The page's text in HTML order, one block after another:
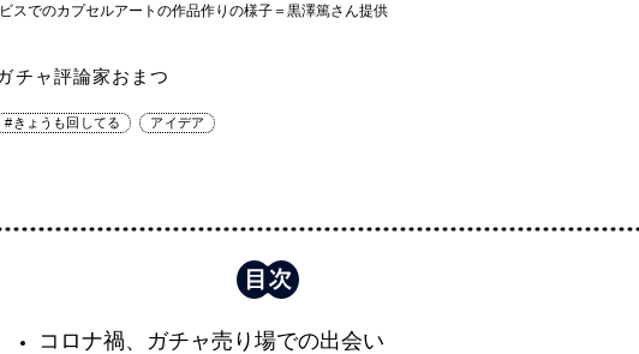
スでのカプセルアートの作品作りの様子＝黒澤篤さん提供
チャ評論家おまつ
#きょうも回してる アイデア
コロナ禍、ガチャ売り場での出会い